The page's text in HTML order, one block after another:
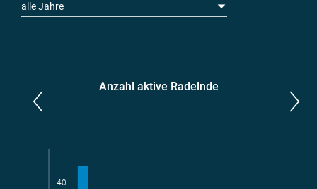
alle Jahre
Anzahl aktive Radelnde
40